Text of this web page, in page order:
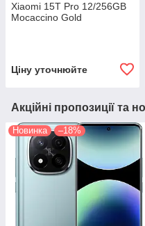
Xiaomi 15T Pro 12/256GB
Mocaccino Gold
Ціну уточнюйте
Акційні пропозиції та
Новинка –18%